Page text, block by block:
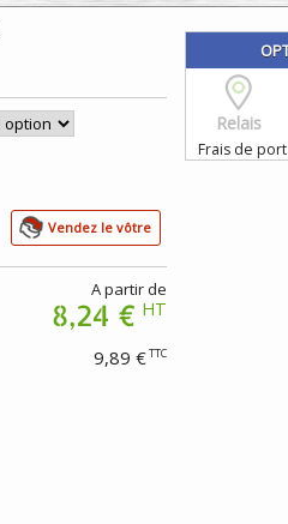
Vendez le vôtre
A partir de
8,24 € HT
9,89 €TTC
Relais
Frais de port